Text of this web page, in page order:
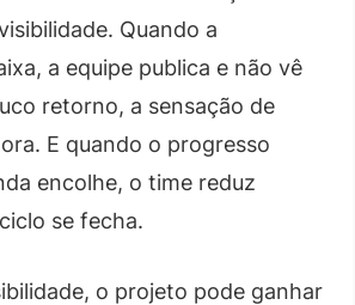
Quando a
a equipe publica e não vê
retorno, a sensação de
E quando o progresso
encolhe, o time reduz
se fecha.
o projeto pode ganhar